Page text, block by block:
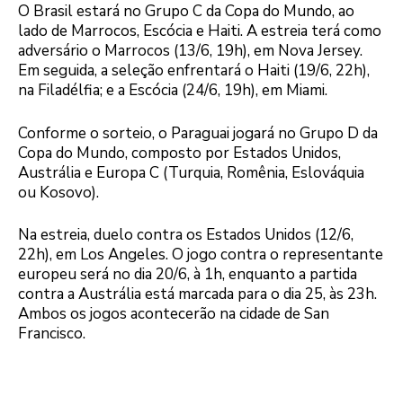
O Brasil estará no Grupo C da Copa do Mundo, ao
lado de Marrocos, Escócia e Haiti. A estreia terá como
adversário o Marrocos (13/6, 19h), em Nova Jersey.
Em seguida, a seleção enfrentará o Haiti (19/6, 22h),
na Filadélfia; e a Escócia (24/6, 19h), em Miami.
Conforme o sorteio, o Paraguai jogará no Grupo D da
Copa do Mundo, composto por Estados Unidos,
Austrália e Europa C (Turquia, Romênia, Eslováquia
ou Kosovo).
Na estreia, duelo contra os Estados Unidos (12/6,
22h), em Los Angeles. O jogo contra o representante
europeu será no dia 20/6, à 1h, enquanto a partida
contra a Austrália está marcada para o dia 25, às 23h.
Ambos os jogos acontecerão na cidade de San
Francisco.